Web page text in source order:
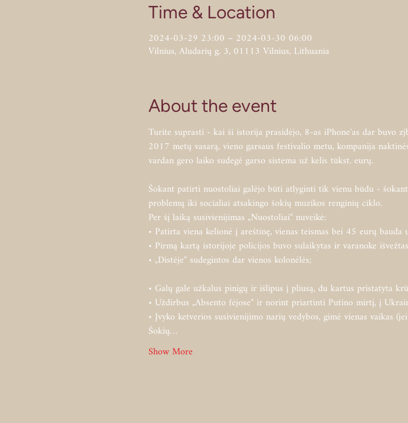
Time & Location
2024-03-29 23:00 – 2024-03-30 06:00
Vilnius, Aludarių g. 3, 01113 Vilnius, Lithuania
About the event
Turite suprasti - kai ši istorija prasidėjo, 8-as iPhone‘as dar buvo
2017 metų vasarą, vieno garsaus festivalio metu, kompanija
vardan gero laiko sudegė garso sistema už kelis tūkst. eurų.
Šokant patirti nuostoliai galėjo būti atlyginti tik vienu būdu -
problemų iki socialiai atsakingo šokių muzikos renginių ciklo.
Per šį laiką susivienijimas „Nuostoliai“ nuveikė:
• Patirta viena kelionė į areštinę, vienas teismas bei 45 eurų bauda
• Pirmą kartą istorijoje policijos buvo sulaikytas ir varanoke
• „Distėje“ sudegintos dar vienos kolonėlės;
• Galų gale užkalus pinigų ir išlipus į pliusą, du kartus pristatyta
• Uždirbus „Absento fėjose“ ir norint priartinti Putino mirtį, į
• Įvyko ketverios susivienijimo narių vedybos, gimė vienas vaikas
Šokių…
Show More